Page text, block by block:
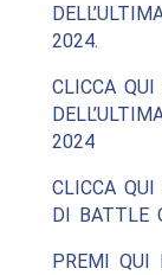
2024.
CLICCA
2024
CLICCA
DI BATTLE
PREMI QUI